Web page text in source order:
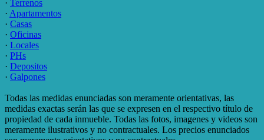
· Terrenos
· Apartamentos
· Casas
· Oficinas
· Locales
· PHs
· Depositos
· Galpones
Todas las medidas enunciadas son meramente orientativas, las
medidas exactas serán las que se expresen en el respectivo título de
propiedad de cada inmueble. Todas las fotos, imagenes y videos son
meramente ilustrativos y no contractuales. Los precios enunciados